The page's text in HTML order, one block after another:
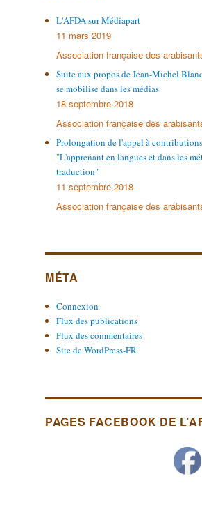
L'AFDA sur Médiapart
11 mars 2019
Association française des
Suite aux propos de Jean-Michel
se mobilise dans les médias
18 septembre 2018
Association française des
Prolongation de l'appel à
"L'apprenant en langues et dans les
traduction"
11 septembre 2018
Association française des
MÉTA
Connexion
Flux des publications
Flux des commentaires
Site de WordPress-FR
PAGES FACEBOOK DE